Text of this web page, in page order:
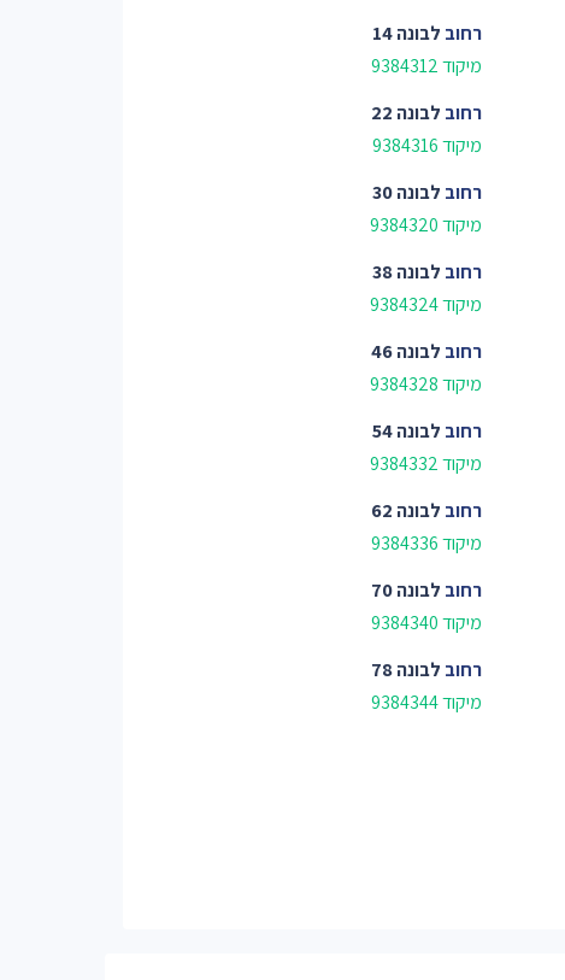
רחוב לבונה 14
מיקוד 9384312
רחוב לבונה 22
מיקוד 9384316
רחוב לבונה 30
מיקוד 9384320
רחוב לבונה 38
מיקוד 9384324
רחוב לבונה 46
מיקוד 9384328
רחוב לבונה 54
מיקוד 9384332
רחוב לבונה 62
מיקוד 9384336
רחוב לבונה 70
מיקוד 9384340
רחוב לבונה 78
מיקוד 9384344